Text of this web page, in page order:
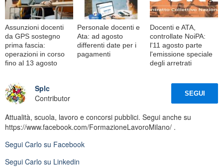
Assunzioni docenti
da GPS sostegno
prima fascia:
operazioni in corso
fino al 13 agosto
Personale docenti e
Ata: ad agosto
differenti date per i
pagamenti
Docenti e ATA,
controllate NoiPA:
l'11 agosto parte
l'emissione speciale
degli arretrati
Splc
Contributor
SEGUI
Attualità, scuola, lavoro e concorsi pubblici. Segui anche su
https://www.facebook.com/FormazioneLavoroMilano/ .
Segui Carlo su Facebook
Segui Carlo su Linkedin